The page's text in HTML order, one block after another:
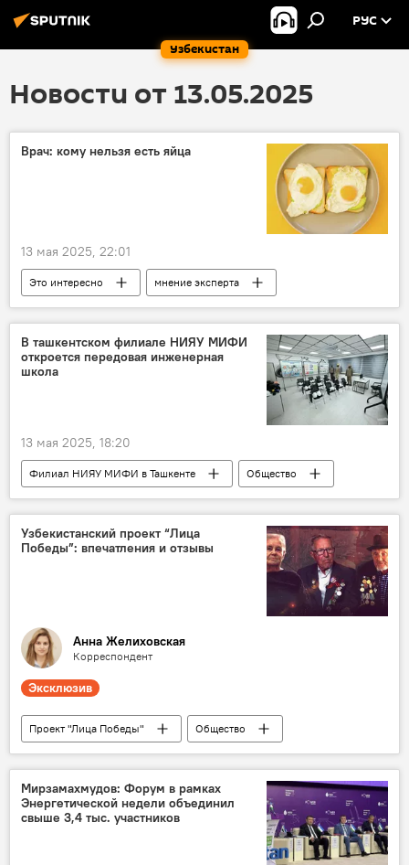
Узбекистан
РУС
Новости от 13.05.2025
Врач: кому нельзя есть яйца
13 мая 2025, 22:01
Это интересно
мнение эксперта
яйца
питание
заболевания
аллергия
В ташкентском филиале НИЯУ МИФИ
откроется передовая инженерная
школа
13 мая 2025, 18:20
Филиал НИЯУ МИФИ в Ташкенте
Общество
Росатом
Узатом студенты
Узбекистанский проект “Лица
Победы”: впечатления и отзывы
Анна Желиховская
Корреспондент
Эксклюзив
Проект "Лица Победы"
Общество
проект
Узбекистан
победа
Великая Отечественная война
эксклюзив
Мирзамахмудов: Форум в рамках
Энергетической недели объединил
свыше 3,4 тыс. участников